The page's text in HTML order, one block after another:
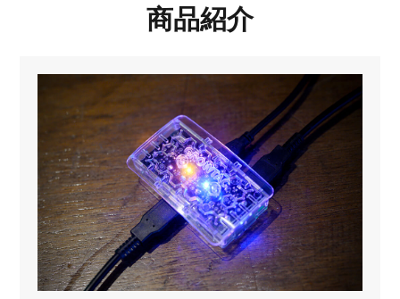
商品紹介